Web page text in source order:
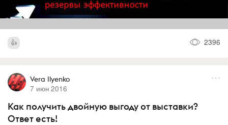
2396
Vera Ilyenko
7 июн 2016
Как получить двойную выгоду от выставки?
Ответ есть!